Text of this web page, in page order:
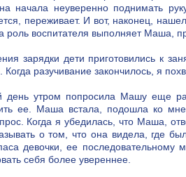
начала неуверенно поднимать
переживает. И вот, наконец,
роль воспитателя выполняет Маша,
зарядки дети приготовились к
разучивание закончилось, я
утром попросила Машу еще
ее. Маша встала, подошла ко
Когда я убедилась, что Маша,
о том, что она видела, где
девочки, ее
себя более увереннее.